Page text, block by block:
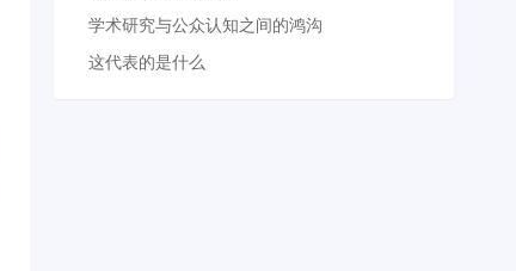
学术研究与公众认知之间的鸿沟
这代表的是什么